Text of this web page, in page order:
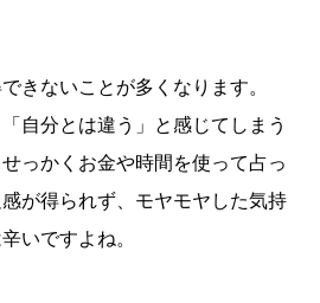
きないことが多くなります。
自分とは違う」と感じてしまう
っかくお金や時間を使って占っ
が得られず、モヤモヤした気持
いですよね。